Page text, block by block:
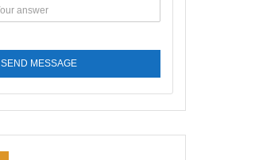
SEND MESSAGE